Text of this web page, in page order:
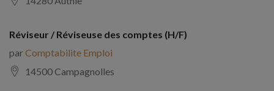
Réviseur / Réviseuse des comptes (H/F)
parComptabilite Emploi
14500 Campagnolles